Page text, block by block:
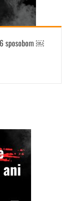
sposobom ￼